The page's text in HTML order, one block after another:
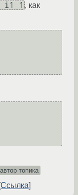
i1 1 , как
автор топика
Ссылка